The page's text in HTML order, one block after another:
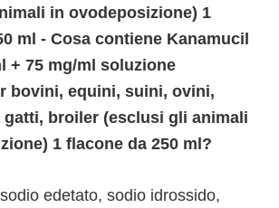
in ovodeposizione) 1
ml - Cosa contiene Kanamucil
+ 75 mg/ml soluzione
bovini, equini, suini, ovini,
broiler (esclusi gli animali
1 flacone da 250 ml?
edetato, sodio idrossido,